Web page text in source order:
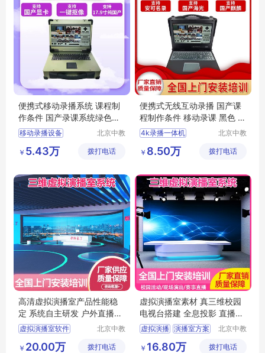
便携式移动录播系统 课程制
作条件 国产录课系统绿色建
设方案
移动录播设备
高清录播服务器
北京中教
有限公司
￥ 5.43万 拨打电话
便携式无线互动录播 国产课
程制作条件 移动录课 黑色 建
设方案
4k录播一体机
全高清自动录播系统直播
高清录播一体机
北京中教
有限公司
￥ 8.50万 拨打电话
高清虚拟演播室产品性能稳
定 系统自主研发 户外直播录
播
虚拟演播室软件
录播 3d虚拟演播系统
北京中教
有限公司
￥ 20.00万 拨打电话
虚拟演播室素材 真三维校园
电视台搭建 全息投影 直播间
建设方案
虚拟演播 演播室方案
校园演播室
北京中教
有限公司
￥ 16.80万 拨打电话